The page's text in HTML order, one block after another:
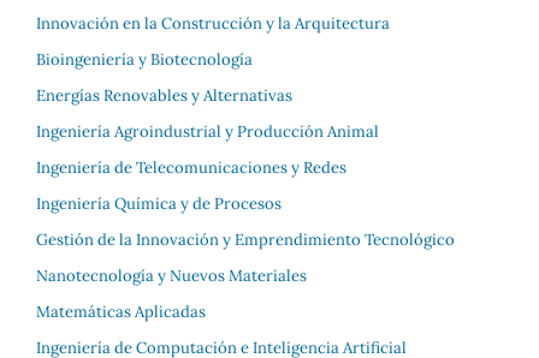
Innovación en la Construcción y la Arquitectura
Bioingeniería y Biotecnología
Energías Renovables y Alternativas
Ingeniería Agroindustrial y Producción Animal
Ingeniería de Telecomunicaciones y Redes
Ingeniería Química y de Procesos
Gestión de la Innovación y Emprendimiento Tecnológico
Nanotecnología y Nuevos Materiales
Matemáticas Aplicadas
Ingeniería de Computación e Inteligencia Artificial